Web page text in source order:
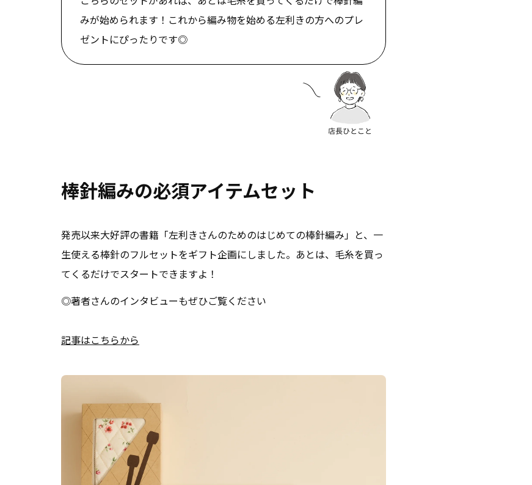
みが始められます！これから編み物を始める左利きの方へのプレ
ゼントにぴったりです◎
棒針編みの必須アイテムセット
発売以来大好評の書籍 「左利きさんのためのはじめての棒針編み」と、 一
生使える棒針のフルセットをギフト企画にしました。あとは、毛糸を買っ
てくるだけでスタートできますよ！
◎著者さんのインタビューもぜひご覧ください
記事はこちらから